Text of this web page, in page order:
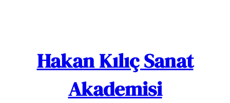
Hakan Kılıç Sanat
Akademisi